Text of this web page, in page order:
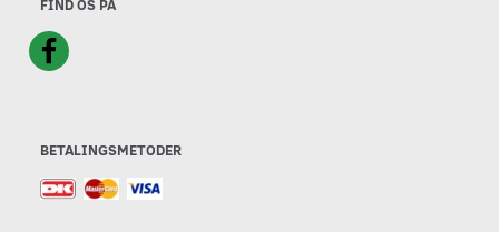
FIND OS PÅ
BETALINGSMETODER